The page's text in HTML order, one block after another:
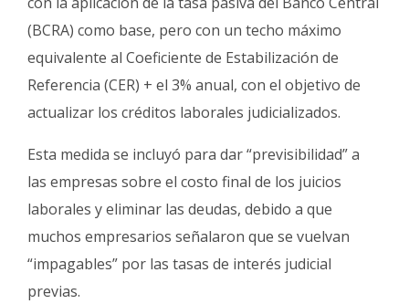
(BCRA) como base, pero con un techo máximo
equivalente al Coeficiente de Estabilización de
Referencia (CER) + el 3% anual, con el objetivo de
actualizar los créditos laborales judicializados.
Esta medida se incluyó para dar “previsibilidad” a
las empresas sobre el costo final de los juicios
laborales y eliminar las deudas, debido a que
muchos empresarios señalaron que se vuelvan
“impagables” por las tasas de interés judicial
previas.